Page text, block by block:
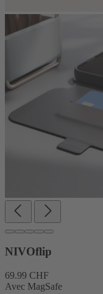
NIVOflip
69.99 CHF
Avec MagSafe